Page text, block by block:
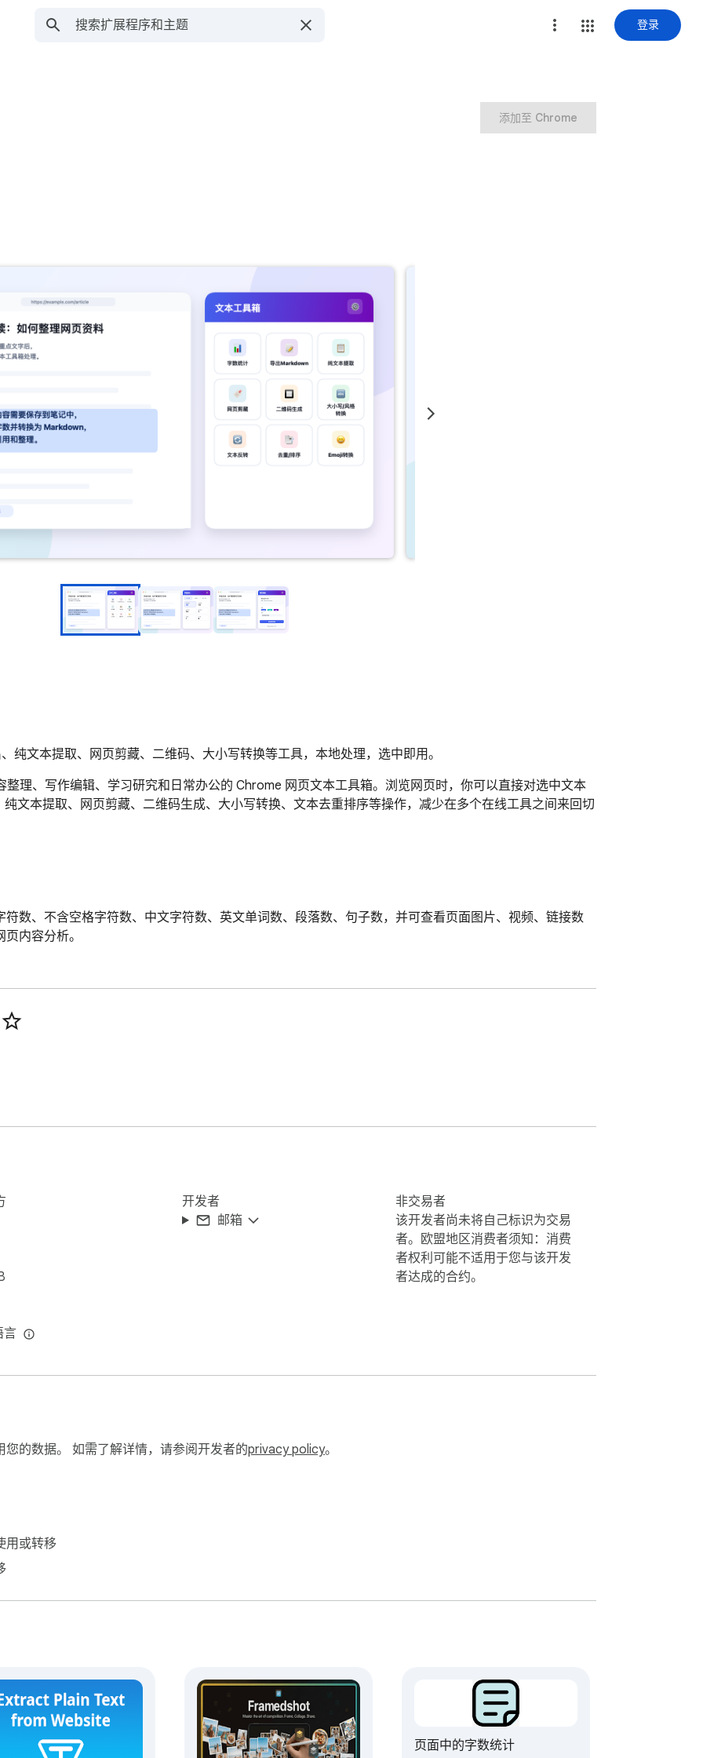
登录
添加至 Chrome
纯文本提取、网页剪藏、二维码、大小写转换等工具，本地处理，选中即用。
理、写作编辑、学习研究和日常办公的 Chrome 网页文本工具箱。浏览网页时，你可以直接对选中文本
文本提取、网页剪藏、二维码生成、大小写转换、文本去重排序等操作，减少在多个在线工具之间来回切
数、不含空格字符数、中文字符数、英文单词数、段落数、句子数，并可查看页面图片、视频、链接数
内容分析。
源码/预览切换，并可复制 Markdown 源码或下载 `.md` 文件。适合把网页资料整理到笔记、知识库、博
升序、去重后降序，并可忽略空白行。适合整理关键词、名单、链接列表、数据片段和重复文本。
写、camelCase、PascalCase、snake_case、kebab-case、CONSTANT_CASE 等常见格式。适合写作
即可处理当前内容。
剪藏、导出、分享集中在一个扩展中。
计、保存 Markdown、提取纯文本、生成二维码、文本反转、Emoji 转换和网页剪藏。
导出 Markdown 草稿。
理引用和备注。
文档片段。
言
开发者
邮箱
非交易者
该开发者尚未将自己标识为交易
者。欧盟地区消费者须知：消费
者权利可能不适用于您与该开发
者达成的合约。
的数据。 如需了解详情，请参阅开发者的privacy policy。
用或转移
页面中的字数统计